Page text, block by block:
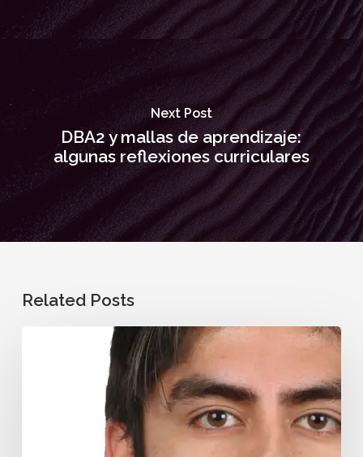
Next Post
DBA2 y mallas de aprendizaje:
algunas reflexiones curriculares
Related Posts